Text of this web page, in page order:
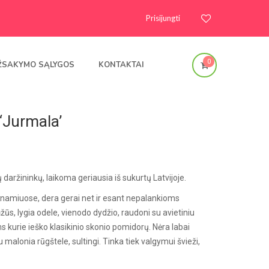
Prisijungti
SĄLYGOS KONTAKTAI 0
laikoma geriausia iš sukurtų Latvijoje.
dera gerai net ir esant nepalankioms
lygia odele, vienodo dydžio, raudoni su avietiniu
kurie ieško klasikinio skonio pomidorų. Nėra labai
malonia rūgštele, sultingi. Tinka tiek valgymui švieži,